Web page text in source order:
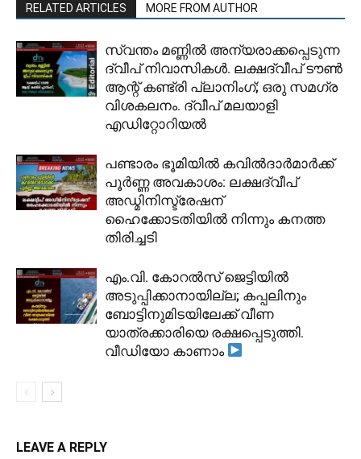
RELATED ARTICLES MORE FROM AUTHOR
സ്വന്തം മണ്ണിൽ അന്യരാക്കപ്പെടുന്ന
ദ്വീപ് നിവാസികൾ. ലക്ഷദ്വീപ് ടൗൺ
ആന്റ് കണ്ട്രി പ്ലാനിംഗ്; ഒരു സമഗ്ര
വിശകലനം. ദ്വീപ് മലയാളി
എഡിറ്റോറിയൽ
പണ്ടാരം ഭൂമിയിൽ കവിൽദാർമാർക്ക്
പൂർണ്ണ അവകാശം: ലക്ഷദ്വീപ്
അഡ്മിനിസ്ട്രേഷന്
ഹൈക്കോടതിയിൽ നിന്നും കനത്ത
തിരിച്ചടി
​എം.വി. കോറൽസ് ജെട്ടിയിൽ
അടുപ്പിക്കാനായില്ല; കപ്പലിനും
ബോട്ടിനുമിടയിലേക്ക് വീണ
യാത്രക്കാരിയെ രക്ഷപ്പെടുത്തി.
വീഡിയോ കാണാം
LEAVE A REPLY